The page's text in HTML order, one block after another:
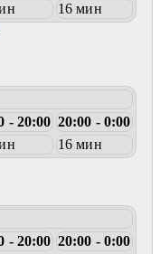
16 мин
- 20:00 20:00 - 0:00
16 мин
- 20:00 20:00 - 0:00